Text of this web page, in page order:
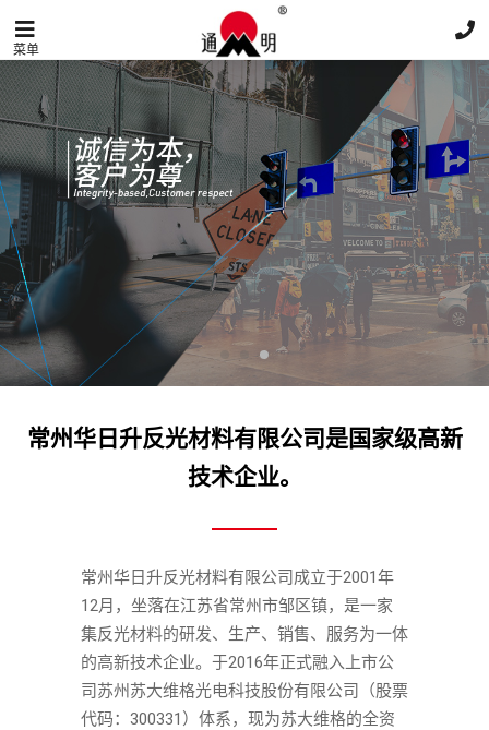
菜单
常州华日升反光材料有限公司是国家级高新
技术企业。
常州华日升反光材料有限公司成立于2001年
12月，坐落在江苏省常州市邹区镇，是一家
集反光材料的研发、生产、销售、服务为一体
的高新技术企业。于2016年正式融入上市公
司苏州苏大维格光电科技股份有限公司（股票
代码：300331）体系，现为苏大维格的全资